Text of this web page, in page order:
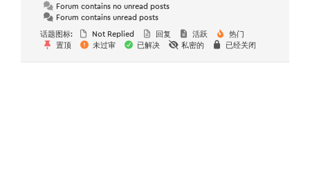
Forum contains no unread posts
Forum contains unread posts
话题图标: Not Replied 回复 活跃
热门
置顶
未过审 已解决 私密的 已经关闭